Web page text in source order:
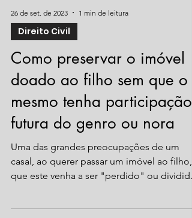
26 de set. de 2023
Direito Civil
Como preservar o imóvel
doado ao filho sem que o
mesmo tenha participação
futura do genro ou nora
Uma das grandes preocupações de um
casal, ao querer passar um imóvel ao filho,
com alguém...